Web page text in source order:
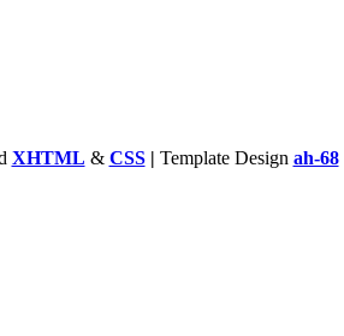
XHTML & CSS | Template Design ah-68